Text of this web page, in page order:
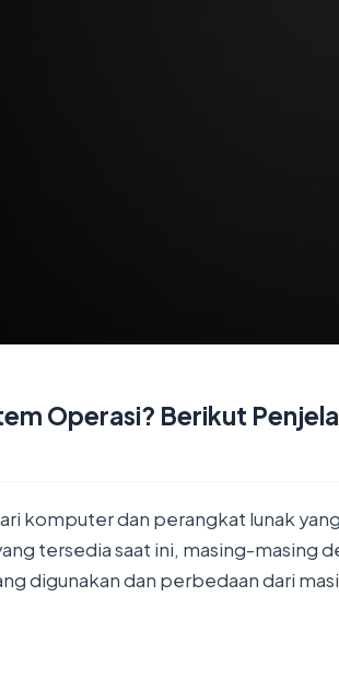
Operasi? Berikut
komputer dan perangkat lunak
tersedia saat ini, masing-masing
digunakan dan perbedaan dari